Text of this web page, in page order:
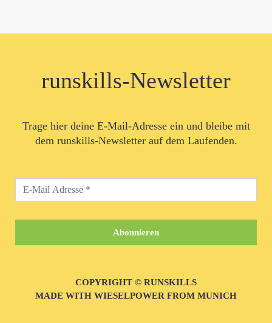
runskills-Newsletter
Trage hier deine E-Mail-Adresse ein und bleibe mit
dem runskills-Newsletter auf dem Laufenden.
COPYRIGHT © RUNSKILLS
MADE WITH WIESELPOWER FROM MUNICH